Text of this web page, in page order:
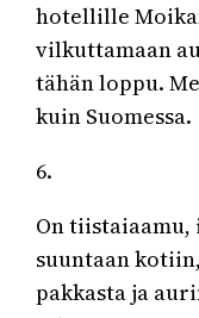
hotellille
vilkuttamaan
tähän loppu.
kuin Suomessa.
6.
On
suuntaan
pakkasta ja